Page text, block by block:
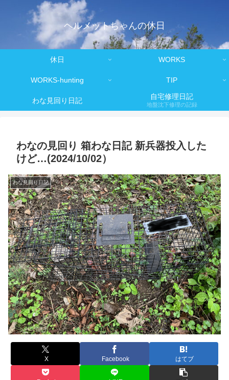
ヘルメットちゃんの休日
休日 WORKS
WORKS-hunting TIP
わな見回り日記 自宅修理日記
地盤沈下修理の記録
わなの見回り 箱わな日記 新兵器投入した
けど…(2024/10/02）
わな見回り日記
X Facebook はてブ